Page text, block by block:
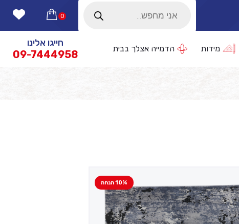
search
0
מידות הדמייה אצלך בבית
חייגו אלינו
09-7444958
10% הנחה